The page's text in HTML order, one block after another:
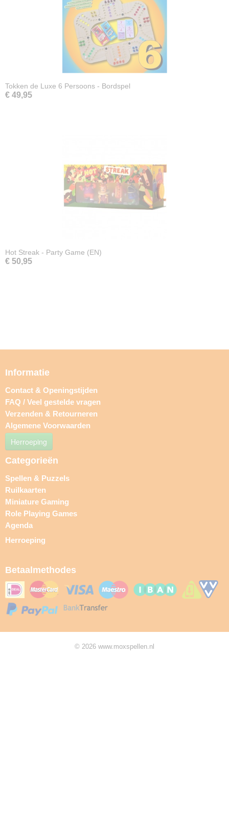
Tokken de Luxe 6 Persoons - Bordspel
€ 49,95
Hot Streak - Party Game (EN)
€ 50,95
Informatie
Contact & Openingstijden
FAQ / Veel gestelde vragen
Verzenden & Retourneren
Algemene Voorwaarden
Herroeping
Categorieën
Spellen & Puzzels
Ruilkaarten
Miniature Gaming
Role Playing Games
Agenda
Herroeping
Betaalmethodes
© 2026 www.moxspellen.nl